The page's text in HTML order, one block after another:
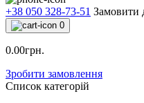
+38 050 328-73-51 Замовити
0
0.00грн.
Зробити замовлення
Список категорій